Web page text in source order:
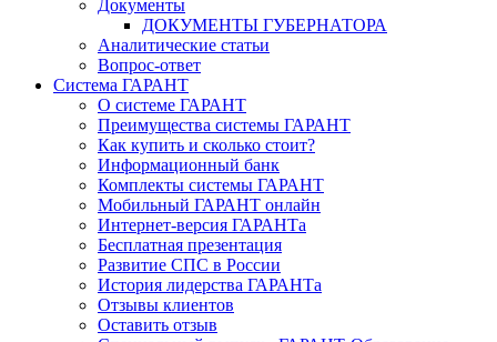
Документы
ДОКУМЕНТЫ ГУБЕРНАТОРА
Аналитические статьи
Вопрос-ответ
Система ГАРАНТ
О системе ГАРАНТ
Преимущества системы ГАРАНТ
Как купить и сколько стоит?
Информационный банк
Комплекты системы ГАРАНТ
Мобильный ГАРАНТ онлайн
Интернет-версия ГАРАНТа
Бесплатная презентация
Развитие СПС в России
История лидерства ГАРАНТа
Отзывы клиентов
Оставить отзыв